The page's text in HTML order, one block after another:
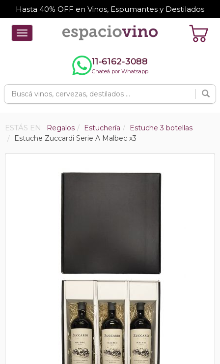
Hasta 40% OFF en Vinos, Espumantes y Destilados
Toggle
navigation
11-6162-3088
Chateá por Whatsapp
ESTÁS EN: Regalos Estuchería
Estuche 3 botellas
Estuche Zuccardi Serie A Malbec x3